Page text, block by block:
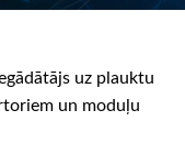
uz plauktu
un moduļu